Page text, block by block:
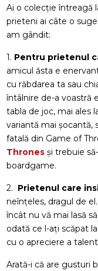
Ai o colecție întreagă
prieteni ai câte o
am gândit:
1. Pentru prietenul
amicul ăsta e
cu răbdarea ta sau
întâlnire de-a voastră
tabla de joc, mai ales
variantă mai șocantă,
fatală din Game of
Thrones și trebuie
boardgame.
2. Prietenul care
neînțeles, dragul de
încât nu vă mai lasă
odată ce l-ați scăpat
cu o apreciere a
Arată-i că are gusturi